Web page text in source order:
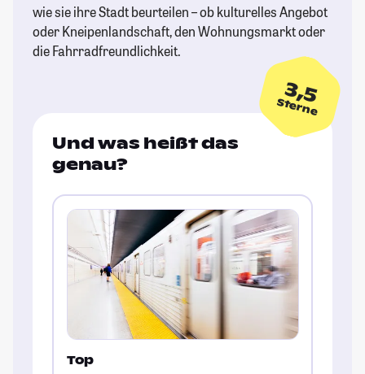
wie sie ihre Stadt beurteilen – ob kulturelles Angebot
oder Kneipenlandschaft, den Wohnungsmarkt oder
die Fahrradfreundlichkeit.
3,5
Sterne
Und was heißt das
genau?
Top